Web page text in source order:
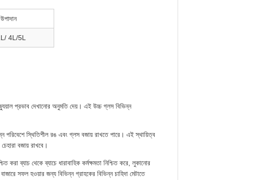
4L/5L
প্রভাব দেখানোর অনুমতি দেয়। এই উচ্চ গ্লস বিভিন্ন
পরিবেশে স্থিতিশীল রঙ এবং গ্লস বজায় রাখতে পারে। এই স্থায়িত্ব
বজায় রাখবে।
করা ব্যাচ থেকে ব্যাচে ধারাবাহিক কর্মক্ষমতা নিশ্চিত করে, লুকানোর
সফল হওয়ার জন্য বিভিন্ন গ্রাহকের বিভিন্ন চাহিদা মেটাতে